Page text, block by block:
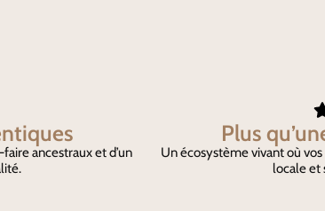
ancestraux et d’un
Plus
Un écosystème vivant où
locale et